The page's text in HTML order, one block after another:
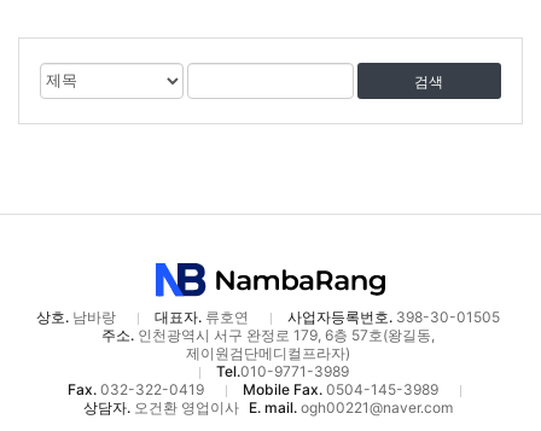
게
물
검
색
대
검
어
상호.남바랑 대표자.류호연 사업자등록번호.398-30-01505
주소.인천광역시 서구 완정로 179, 6층 57호(왕길동,
제이원검단메디컬프라자)
Tel.010-9771-3989
Fax. 032-322-0419 Mobile Fax. 0504-145-3989
상담자.오건환 영업이사 E. mail.ogh00221@naver.com